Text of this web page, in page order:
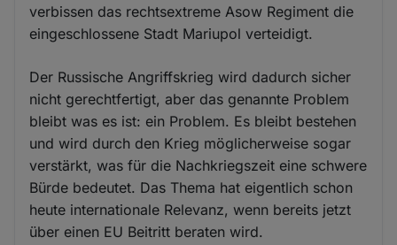
verbissen das rechtsextreme Asow Regiment die
eingeschlossene Stadt Mariupol verteidigt.
Der Russische Angriffskrieg wird dadurch sicher
nicht gerechtfertigt, aber das genannte Problem
bleibt was es ist: ein Problem. Es bleibt bestehen
und wird durch den Krieg möglicherweise sogar
verstärkt, was für die Nachkriegszeit eine schwere
Bürde bedeutet. Das Thema hat eigentlich schon
heute internationale Relevanz, wenn bereits jetzt
über einen EU Beitritt beraten wird.